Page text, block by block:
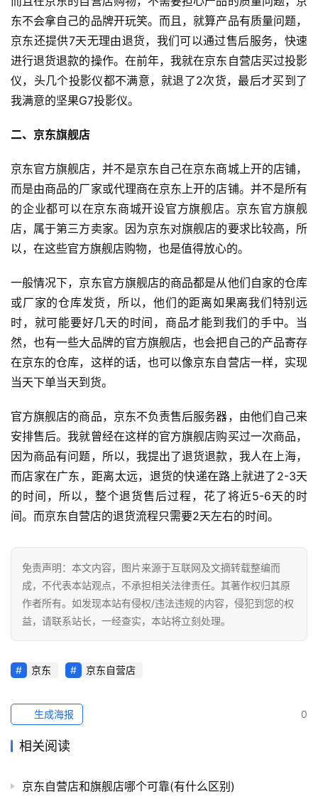
页
全
球
开
店
境
百
科
社
媒
销
跨
境
导
航
东不会拿自己的品牌开玩笑。而且，就算产品有质量问题，
京东还提供7天无理由退货，我们可以通过售后服务，快速
进行退货退款的操作。在前年，我就在京东自营店买过投影
仪，头几个投影仪都不满意，就退了2次货，最后才买到了
我满意的坚果G7投影仪。
二、京东旗舰店
京东官方旗舰店，并不是京东自己在京东商城上开的店铺，
而是由商品的厂家或代理商在京东上开的店铺。并不是所有
的企业都可以在京东商城开设官方旗舰店。京东官方旗舰
店，属于第三方卖家。因为京东对旗舰店的要求比较高，所
以，在这些官方旗舰店购物，也是值得放心的。
一般情况下，京东官方旗舰店的商品都是从他们自家的仓库
或厂家的仓库发货，所以，他们的距离如果离我们特别远
时，就可能要好几天的时间，商品才能到我们的手中。当
然，也有一些大品牌的官方旗舰店，也会把自己的产品寄存
在京东的仓库，这样的话，也可以像京东自营店一样，实现
当天下单当天到货。
官方旗舰店的商品，京东不负责售后服务器，由他们自己来
安排售后。我就曾经在这样的官方旗舰店购买过一次商品，
因为商品有问题，所以，我提出了退货退款，我人在上海，
而店家在广东，距离太远，退货的快递在路上就进了2-3天
的时间，所以，整个退货售后过程，花了将近5-6天的时
间。而京东自营店的退货流程只需要2天左右的时间。
免责声明：本文内容，图片来源于互联网及文摘转载整编而
成，不代表本站观点，不承担相关法律责任。其著作权归其原
作者所有。如发现本站有侵权/违法违规的内容，侵犯到您的权
益，请联系站长，一经查实，本站将立刻处理。
京东 京东自营店
0
生成海报
相关阅读
京东自营店和旗舰店哪个可靠(有什么区别)